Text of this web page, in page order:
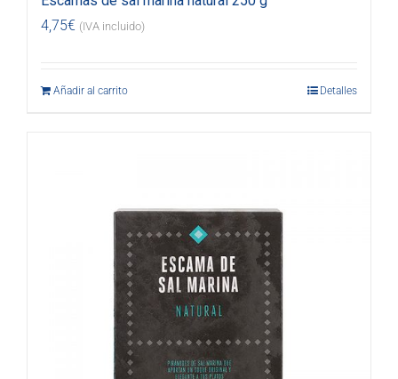
4,75€ (IVA incluido)
Añadir al carrito Detalles